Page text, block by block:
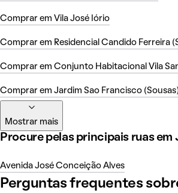
Comprar em Vila José Iório
Comprar em Residencial Candido Ferreira
Comprar em Conjunto Habitacional Vila
Comprar em Jardim Sao Francisco
Mostrar mais
Procure pelas principais ruas em
Avenida José Conceição Alves
Perguntas frequentes